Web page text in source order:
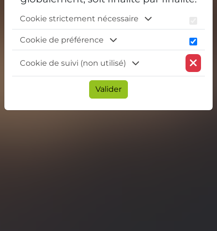
Cookie strictement nécessaire
Cookie de préférence
Cookie de suivi (non utilisé)
Valider